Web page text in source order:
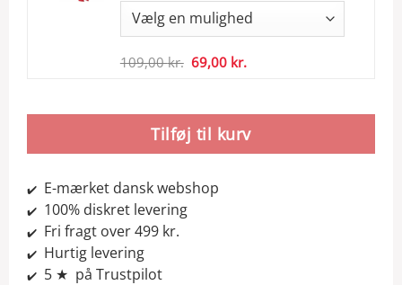
109,00kr. Den
var:
69,00 kr.
Tilføj til kurv
✔️E-mærket dansk webshop
✔️100% diskret levering
✔️Fri fragt over 499 kr.
✔️Hurtig levering
✔️5 ★ på Trustpilot